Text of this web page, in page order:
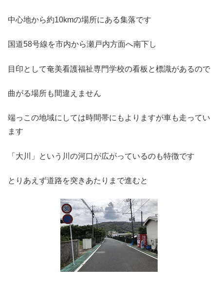
中心地から約10kmの場所にある集落です
国道58号線を市内から瀬戸内方面へ南下し
目印として奄美看護福祉専門学校の看板と標識があるので
曲がる場所も間違えません
端っこの地域にしては時間帯にもよりますが車も走ってい
ます
「大川」という川の河口が広がっているのも特徴です
とりあえず道路を突きあたりまで進むと